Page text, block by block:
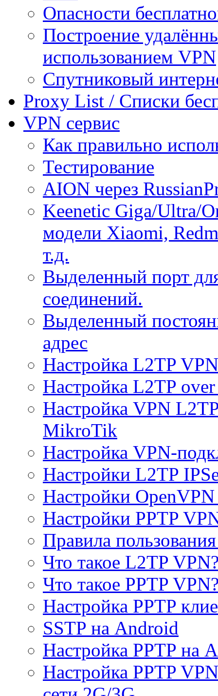
Опасности
Построение
использованием VPN
Спутниковый
Proxy List / Списки
VPN сервис
Как правильно
Тестирование
AION через
Keenetic Giga/Ultra/
модели Xiaomi,
т.д.
Выделенный порт
соединений.
Выделенный
адрес
Настройка L2TP
Настройка L2TP
Настройка VPN
MikroTik
Настройка VPN-
Настройки L2TP
Настройки
Настройки PPTP
Правила
Что такое L2TP
Что такое PPTP
Настройка PPTP
SSTP на Android
Настройка PPTP на
Настройка PPTP